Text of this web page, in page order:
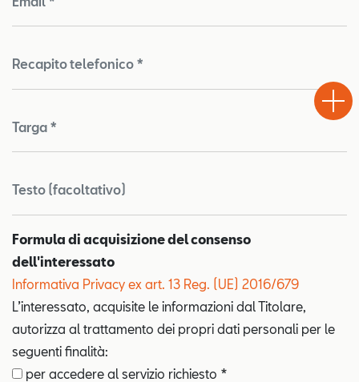
Recapito telefonico *
Targa *
Testo (facoltativo)
Formula di acquisizione del consenso
dell'interessato
Informativa Privacy ex art. 13 Reg. (UE) 2016/679
L’interessato, acquisite le informazioni dal Titolare,
autorizza al trattamento dei propri dati personali per le
seguenti finalità:
per accedere al servizio richiesto *
Drive
Chiama